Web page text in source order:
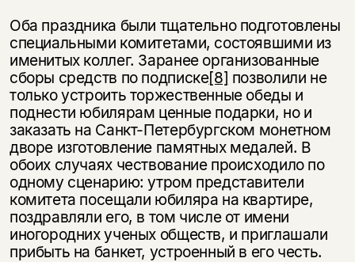
Оба праздника были тщательно подготовлены
специальными комитетами, состоявшими из
именитых коллег. Заранее организованные
сборы средств по подписке[8] позволили не
только устроить торжественные обеды и
поднести юбилярам ценные подарки, но и
заказать на Санкт-Петербургском монетном
дворе изготовление памятных медалей. В
обоих случаях чествование происходило по
одному сценарию: утром представители
комитета посещали юбиляра на квартире,
поздравляли его, в том числе от имени
иногородних ученых обществ, и приглашали
прибыть на банкет, устроенный в его честь.